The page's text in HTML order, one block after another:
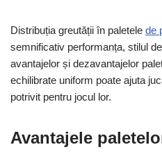
Distribuția greutății în paletele de
semnificativ performanța, stilul
avantajelor și dezavantajelor
echilibrate uniform poate ajuta
potrivit pentru jocul lor.
Avantajele